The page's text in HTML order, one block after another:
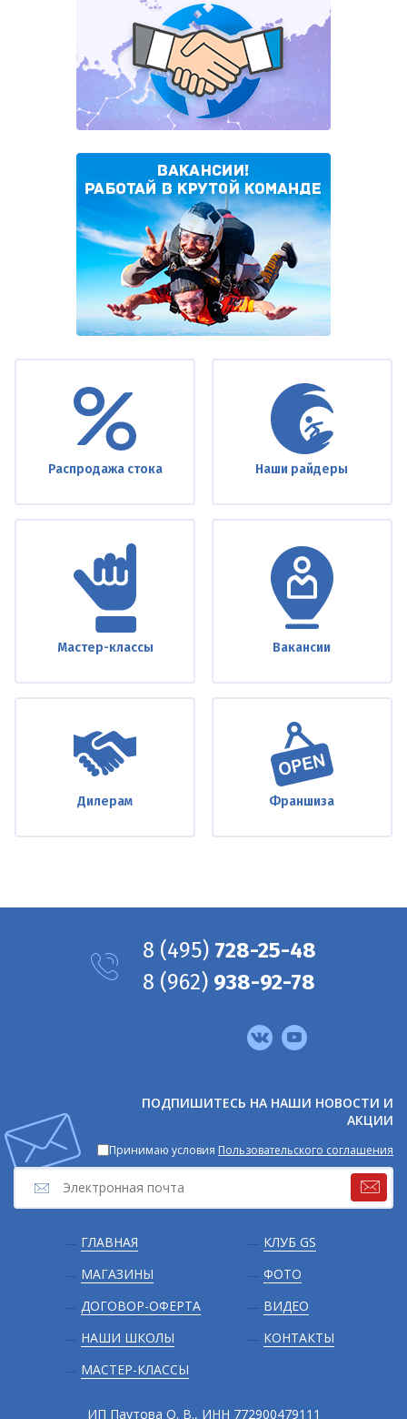
Распродажа стока Наши райдеры
Мастер-классы Вакансии
Дилерам Франшиза
Подвал
ГЛАВНАЯ
МАГАЗИНЫ
ДОГОВОР-ОФЕРТА
НАШИ ШКОЛЫ
МАСТЕР-КЛАССЫ
КЛУБ GS
ФОТО
ВИДЕО
КОНТАКТЫ
ПОДПИШИТЕСЬ НА НАШИ НОВОСТИ И
АКЦИИ
Принимаю условия Пользовательского соглашения
8 (495) 728-25-48
8 (962) 938-92-78
ИП Паутова О. В., ИНН 772900479111